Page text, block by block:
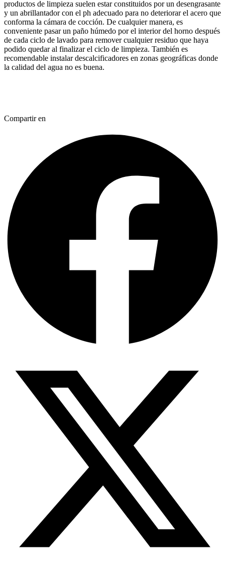
productos de limpieza suelen estar constituidos por un desengrasante
y un abrillantador con el ph adecuado para no deteriorar el acero que
conforma la cámara de cocción. De cualquier manera, es
conveniente pasar un paño húmedo por el interior del horno después
de cada ciclo de lavado para remover cualquier residuo que haya
podido quedar al finalizar el ciclo de limpieza. También es
recomendable instalar descalcificadores en zonas geográficas donde
la calidad del agua no es buena.
Compartir en